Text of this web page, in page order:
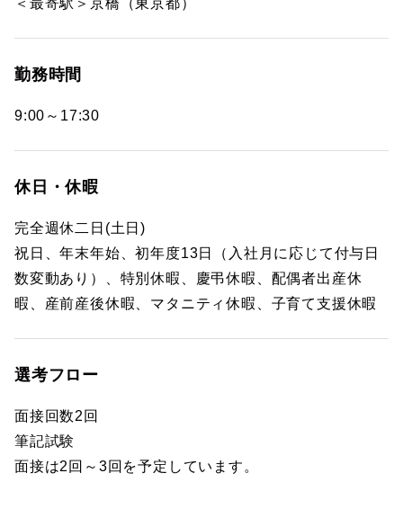
＜最寄駅＞京橋（東京都）
勤務時間
9:00～17:30
休日・休暇
完全週休二日(土日)
祝日、年末年始、初年度13日（入社月に応じて付与日
数変動あり）、特別休暇、慶弔休暇、配偶者出産休
暇、産前産後休暇、マタニティ休暇、子育て支援休暇
選考フロー
面接回数2回
筆記試験
面接は2回～3回を予定しています。